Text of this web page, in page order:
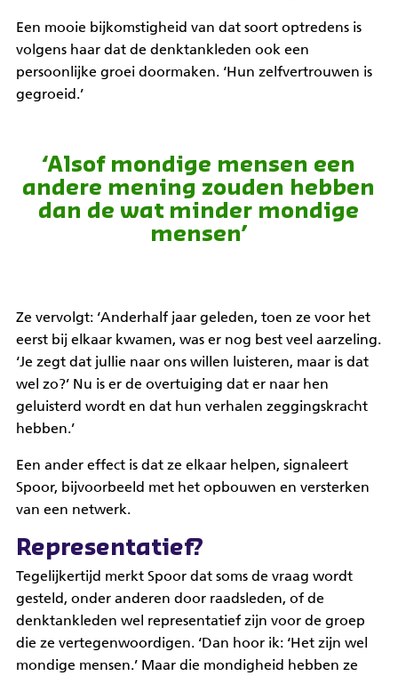
Een mooie bijkomstigheid van dat soort optredens is
volgens haar dat de denktankleden ook een
persoonlijke groei doormaken. ‘Hun zelfvertrouwen is
gegroeid.’
‘Alsof mondige mensen een
andere mening zouden hebben
dan de wat minder mondige
mensen’
Ze vervolgt: ‘Anderhalf jaar geleden, toen ze voor het
eerst bij elkaar kwamen, was er nog best veel aarzeling.
‘Je zegt dat jullie naar ons willen luisteren, maar is dat
wel zo?’ Nu is er de overtuiging dat er naar hen
geluisterd wordt en dat hun verhalen zeggingskracht
hebben.’
Een ander effect is dat ze elkaar helpen, signaleert
Spoor, bijvoorbeeld met het opbouwen en versterken
van een netwerk.
Representatief?
Tegelijkertijd merkt Spoor dat soms de vraag wordt
gesteld, onder anderen door raadsleden, of de
denktankleden wel representatief zijn voor de groep
die ze vertegenwoordigen. ‘Dan hoor ik: ‘Het zijn wel
mondige mensen.’ Maar die mondigheid hebben ze